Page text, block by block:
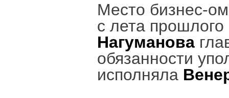
Место бизнес-
с лета
Нагуманова
обязанности
исполняла